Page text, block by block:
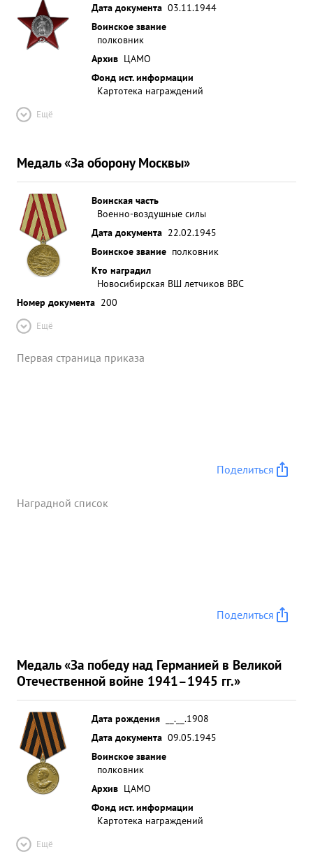
Дата документа 03.11.1944
Воинское звание
полковник
Архив ЦАМО
Фонд ист. информации
Картотека награждений
Ещё
Медаль «За оборону Москвы»
Воинская часть
Военно-воздушные силы
Дата документа 22.02.1945
Воинское звание полковник
Кто наградил
Новосибирская ВШ летчиков ВВС
Номер документа 200
Ещё
Первая страница приказа
Поделиться
Наградной список
Поделиться
Медаль «За победу над Германией в Великой
Отечественной войне 1941–1945 гг.»
Дата рождения
__.__.1908
Дата документа 09.05.1945
Воинское звание
полковник
Архив ЦАМО
Фонд ист. информации
Картотека награждений
Ещё